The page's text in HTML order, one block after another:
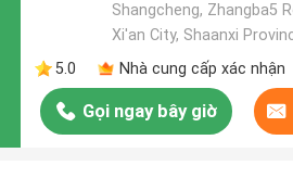
Shangcheng, Zhangba5
Xi'an City, Shaanxi
5.0
Nhà cung cấp xác nhận
Gọi ngay bây giờ